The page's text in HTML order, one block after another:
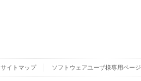
サイトマップ ソフトウェアユーザ様専用ページ